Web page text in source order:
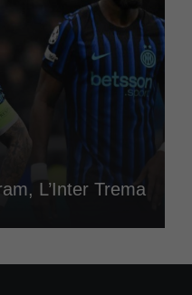
L’Inter Trema